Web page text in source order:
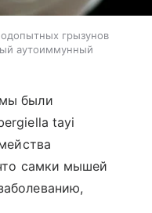
грызунов
аутоиммунный
были
tayi
самки мышей